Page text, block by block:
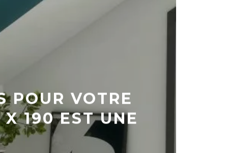
POUR VOTRE
190 EST UNE